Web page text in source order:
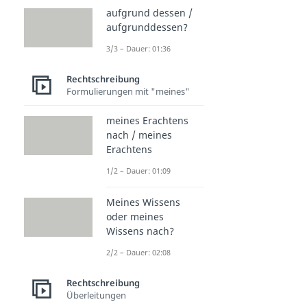
aufgrund dessen /
aufgrunddessen?
3/3 – Dauer: 01:36
Rechtschreibung
Formulierungen mit "meines"
meines Erachtens
nach / meines
Erachtens
1/2 – Dauer: 01:09
Meines Wissens
oder meines
Wissens nach?
2/2 – Dauer: 02:08
Rechtschreibung
Überleitungen